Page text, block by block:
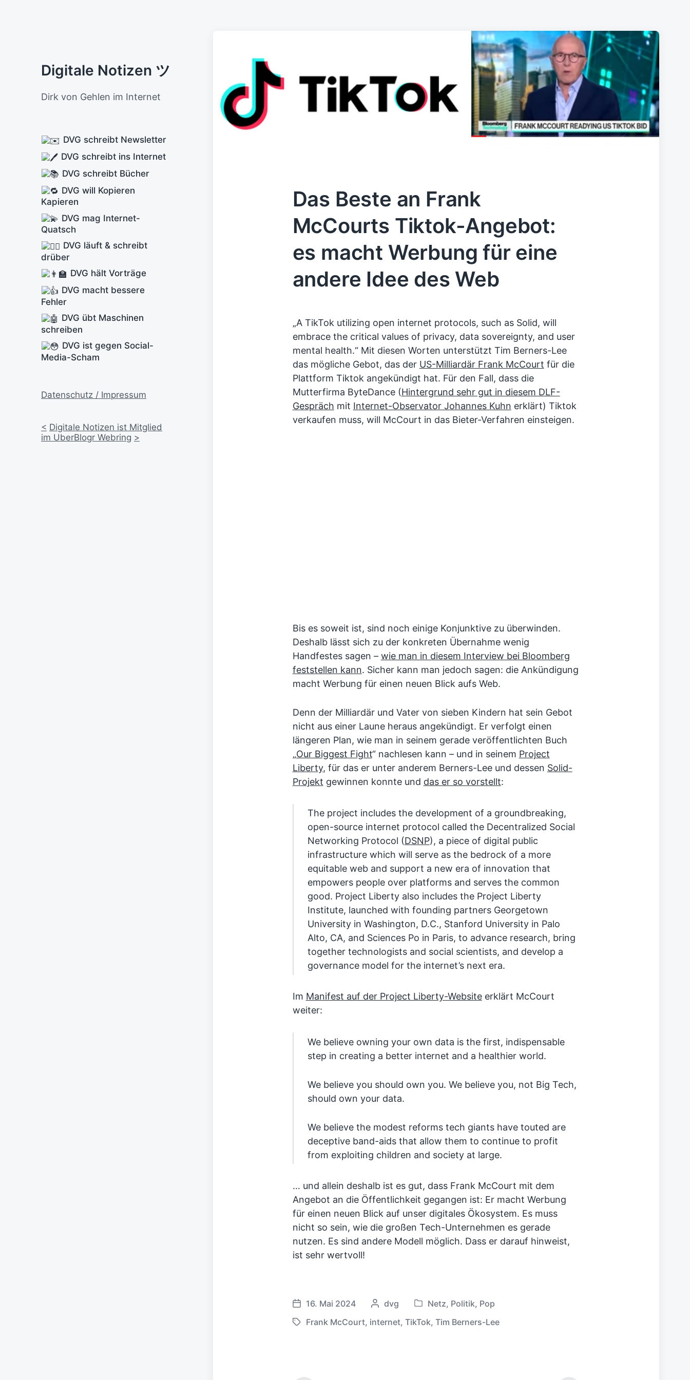
Digitale Notizen ツ
Dirk von Gehlen im Internet
DVG schreibt Newsletter
DVG schreibt ins Internet
DVG schreibt Bücher
DVG will Kopieren
Kapieren
DVG mag Internet-
Quatsch
DVG läuft & schreibt
drüber
DVG hält Vorträge
DVG macht bessere
Fehler
DVG übt Maschinen
schreiben
DVG ist gegen Social-
Media-Scham
Datenschutz / Impressum
< Digitale Notizen ist Mitglied
im UberBlogr Webring >
Das Beste an Frank
McCourts Tiktok-Angebot:
es macht Werbung für eine
andere Idee des Web
„A TikTok utilizing open internet protocols, such as Solid, will
embrace the critical values of privacy, data sovereignty, and user
mental health.“ Mit diesen Worten unterstützt Tim Berners-Lee
das mögliche Gebot, das der US-Milliardär Frank McCourt für die
Plattform Tiktok angekündigt hat. Für den Fall, dass die
Mutterfirma ByteDance (Hintergrund sehr gut in diesem DLF-
Gespräch mit Internet-Observator Johannes Kuhn erklärt) Tiktok
verkaufen muss, will McCourt in das Bieter-Verfahren einsteigen.
Bis es soweit ist, sind noch einige Konjunktive zu überwinden.
Deshalb lässt sich zu der konkreten Übernahme wenig
Handfestes sagen – wie man in diesem Interview bei Bloomberg
feststellen kann. Sicher kann man jedoch sagen: die Ankündigung
macht Werbung für einen neuen Blick aufs Web.
Denn der Milliardär und Vater von sieben Kindern hat sein Gebot
nicht aus einer Laune heraus angekündigt. Er verfolgt einen
längeren Plan, wie man in seinem gerade veröffentlichten Buch
„Our Biggest Fight“ nachlesen kann – und in seinem Project
Liberty, für das er unter anderem Berners-Lee und dessen Solid-
Projekt gewinnen konnte und das er so vorstellt:
The project includes the development of a groundbreaking,
open-source internet protocol called the Decentralized Social
Networking Protocol (DSNP), a piece of digital public
infrastructure which will serve as the bedrock of a more
equitable web and support a new era of innovation that
empowers people over platforms and serves the common
good. Project Liberty also includes the Project Liberty
Institute, launched with founding partners Georgetown
University in Washington, D.C., Stanford University in Palo
Alto, CA, and Sciences Po in Paris, to advance research, bring
together technologists and social scientists, and develop a
governance model for the internet’s next era.
Im Manifest auf der Project Liberty-Websiteerklärt McCourt
weiter:
We believe owning your own data is the first, indispensable
step in creating a better internet and a healthier world.
We believe you should own you. We believe you, not Big Tech,
should own your data.
We believe the modest reforms tech giants have touted are
deceptive band-aids that allow them to continue to profit
from exploiting children and society at large.
… und allein deshalb ist es gut, dass Frank McCourt mit dem
Angebot an die Öffentlichkeit gegangen ist: Er macht Werbung
für einen neuen Blick auf unser digitales Ökosystem. Es muss
nicht so sein, wie die großen Tech-Unternehmen es gerade
nutzen. Es sind andere Modell möglich. Dass er darauf hinweist,
ist sehr wertvoll!
V
e
16. Mai 2024
G
s
dvg
V
e
Netz, Politik, Pop
S
Frank McCourt, internet, TikTok, Tim Berners-Lee